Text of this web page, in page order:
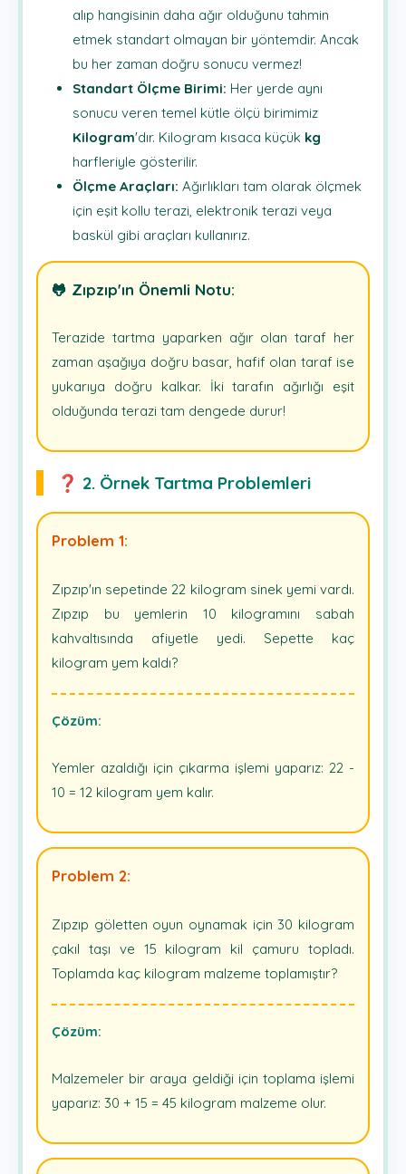
alıp hangisinin daha ağır olduğunu tahmin
etmek standart olmayan bir yöntemdir. Ancak
bu her zaman doğru sonucu vermez!
Standart Ölçme Birimi: Her yerde aynı
sonucu veren temel kütle ölçü birimimiz
Kilogram'dır. Kilogram kısaca küçük kg
harfleriyle gösterilir.
Ölçme Araçları: Ağırlıkları tam olarak ölçmek
için eşit kollu terazi, elektronik terazi veya
baskül gibi araçları kullanırız.
🐸 Zıpzıp'ın Önemli Notu:
Terazide tartma yaparken ağır olan taraf her
zaman aşağıya doğru basar, hafif olan taraf ise
yukarıya doğru kalkar. İki tarafın ağırlığı eşit
olduğunda terazi tam dengede durur!
❓ 2. Örnek Tartma Problemleri
Problem 1:
Zıpzıp'ın sepetinde 22 kilogram sinek yemi vardı.
Zıpzıp bu yemlerin 10 kilogramını sabah
kahvaltısında afiyetle yedi. Sepette kaç
kilogram yem kaldı?
Çözüm:
Yemler azaldığı için çıkarma işlemi yaparız: 22 -
10 = 12 kilogram yem kalır.
Problem 2:
Zıpzıp göletten oyun oynamak için 30 kilogram
çakıl taşı ve 15 kilogram kil çamuru topladı.
Toplamda kaç kilogram malzeme toplamıştır?
Çözüm:
Malzemeler bir araya geldiği için toplama işlemi
yaparız: 30 + 15 = 45 kilogram malzeme olur.